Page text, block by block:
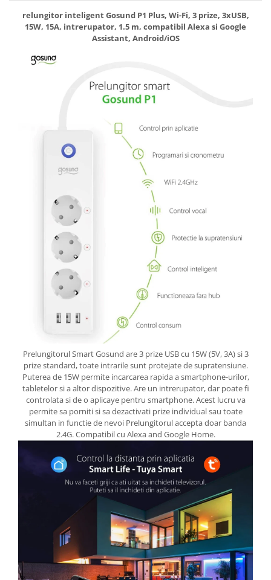
relungitor inteligent Gosund P1 Plus, Wi-Fi, 3 prize, 3xUSB,
15W, 15A, intrerupator, 1.5 m, compatibil Alexa si Google
Assistant, Android/iOS
Prelungitorul Smart Gosund are 3 prize USB cu 15W (5V, 3A) si 3
prize standard, toate intrarile sunt protejate de supratensiune.
Puterea de 15W permite incarcarea rapida a smartphone-urilor,
tabletelor si a altor dispozitive. Are un intrerupator, dar poate fi
controlata si de o aplicaye pentru smartphone. Acest lucru va
permite sa porniti si sa dezactivati prize individual sau toate
simultan in functie de nevoi Prelungitorul accepta doar banda
2.4G. Compatibil cu Alexa and Google Home.